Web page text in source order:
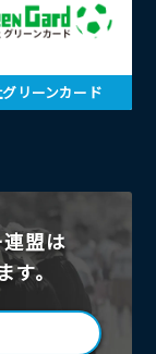
リーンカード
盟は
。